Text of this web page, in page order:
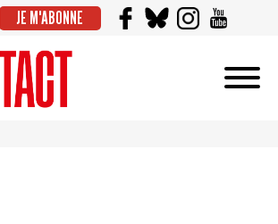
JE M'ABONNE